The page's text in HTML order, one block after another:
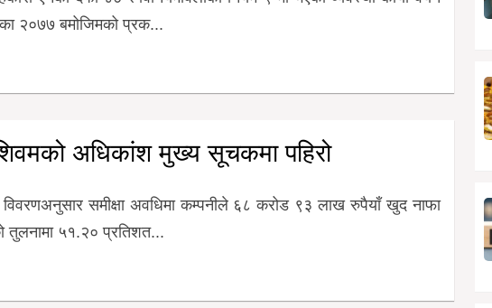
२०७७ बमोजिमको प्रक...
अधिकांश मुख्य सूचकमा पहिरो
समीक्षा अवधिमा कम्पनीले ६८ करोड ९३ लाख रुपैयाँ खुद नाफा
तुलनामा ५१.२० प्रतिशत...